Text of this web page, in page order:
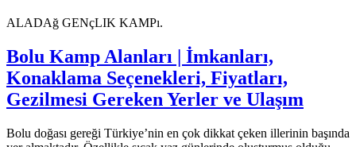
ALADAğ GENçLIK KAMPı.
Bolu Kamp Alanları | İmkanları,
Konaklama Seçenekleri, Fiyatları,
Gezilmesi Gereken Yerler ve Ulaşım
Bolu doğası gereği Türkiye’nin en çok dikkat çeken illerinin başında